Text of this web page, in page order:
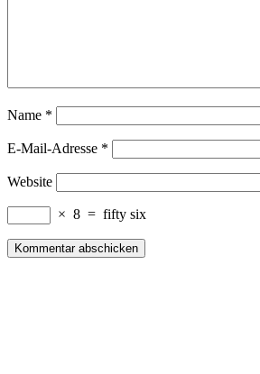
Name *
E-Mail-Adresse *
Website
× 8 = fifty six